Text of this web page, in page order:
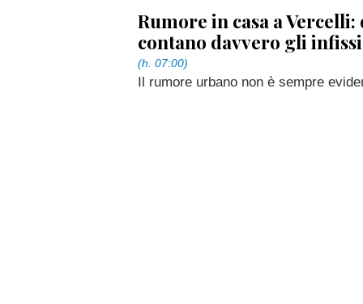
Rumore in casa a
contano davvero gli
(h. 07:00)
Il rumore urbano non è sempre